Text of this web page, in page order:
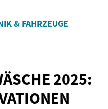
& FAHRZEUGE
2025: